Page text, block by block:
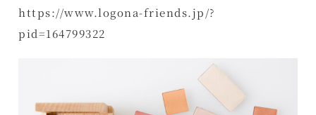
https://www.logona-friends.jp/?
pid=164799322